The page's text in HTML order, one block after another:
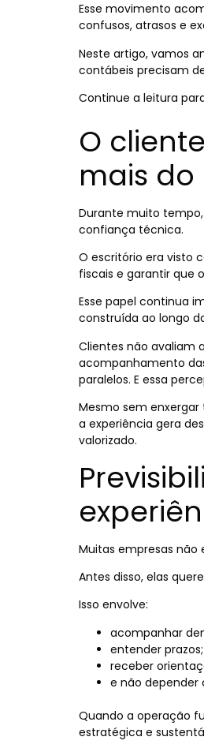
Esse movimento
confusos, atrasos e
Neste artigo, vamos
contábeis precisam
Continue a leitura
O
mais
Durante muito
confiança técnica.
O escritório era visto
fiscais e garantir que
Esse papel continua
construída ao longo
Clientes não avaliam
acompanhamento
paralelos. E essa
Mesmo sem
a experiência gera
valorizado.
Muitas empresas
Antes disso, elas
Isso envolve:
acompanhar
entender prazos;
receber
e não depender
Quando a operação
estratégica e